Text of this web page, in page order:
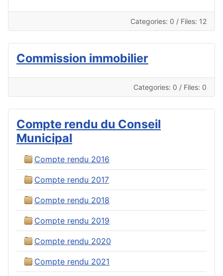
Categories: 0 / Files: 12
Commission immobilier
Categories: 0 / Files: 0
Compte rendu du Conseil
Municipal
Compte rendu 2016
Compte rendu 2017
Compte rendu 2018
Compte rendu 2019
Compte rendu 2020
Compte rendu 2021